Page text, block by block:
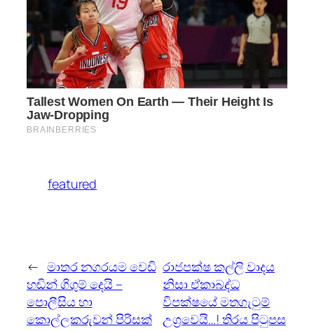
featured
← මාතර නගරයම වෙඩි
හඬින් ගිගුම් දෙයි –
පොලීසිය හා
කොල්ලකරුවන් පිරිසක්
රාජපක්ෂ කල්ලි වාදය
නිසා ඒකාබද්ධ
විපක්ෂයේ මතගැටුම්
උග්‍රවෙයි…! තිරය පිටුපස